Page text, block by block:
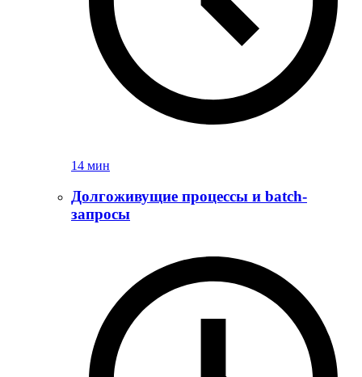
14 мин
Долгоживущие процессы и batch-
запросы